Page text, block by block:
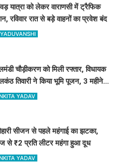
यात्रा को लेकर वाराणसी में ट्रैफिक
रविवार रात से बड़े वाहनों का प्रवेश बंद
चौड़ीकरण को मिली रफ्तार, विधायक
तिवारी ने किया भूमि पूजन, 3 महीने में
होगी मॉडल सड़क
YADAV
सीजन से पहले महंगाई का झटका,
से ₹2 प्रति लीटर महंगा हुआ दूध
YADAV